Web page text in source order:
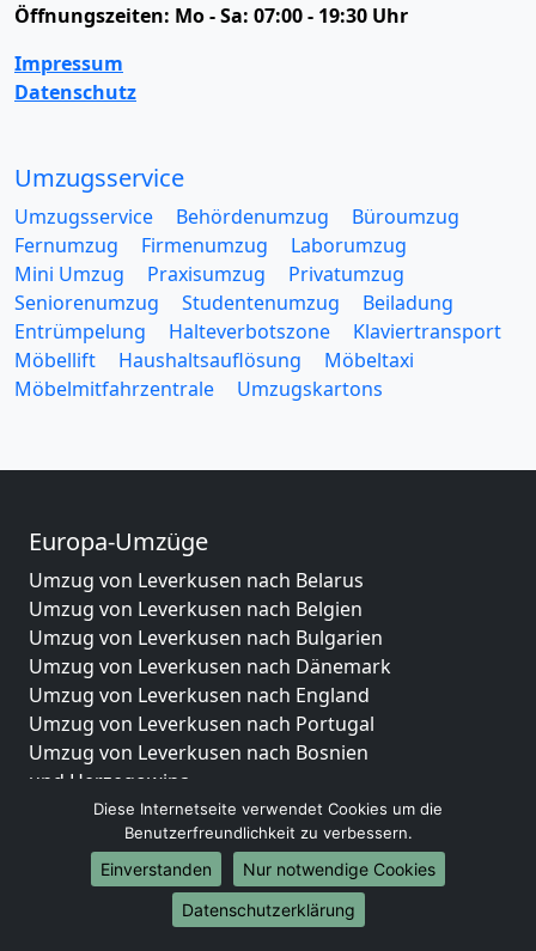
Öffnungszeiten: Mo - Sa: 07:00 - 19:30 Uhr
Impressum
Datenschutz
Umzugsservice
Umzugsservice Behördenumzug
Büroumzug
Fernumzug
Firmenumzug
Laborumzug
Mini Umzug
Praxisumzug
Privatumzug
Seniorenumzug
Studentenumzug
Beiladung
Entrümpelung
Halteverbotszone
Klaviertransport
Möbellift
Haushaltsauflösung
Möbeltaxi
Möbelmitfahrzentrale
Umzugskartons
Europa-Umzüge
Umzug von Leverkusen nach Belarus
Umzug von Leverkusen nach Belgien
Umzug von Leverkusen nach Bulgarien
Umzug von Leverkusen nach Dänemark
Umzug von Leverkusen nach England
Umzug von Leverkusen nach Portugal
Umzug von Leverkusen nach Bosnien
und Herzegowina
Umzug von Leverkusen nach Irland
Umzug von Leverkusen nach Lettland
Umzug von Leverkusen nach Zypern
Umzug von Leverkusen nach Kroatien
Umzug von Leverkusen nach Estland
Diese Internetseite verwendet Cookies um die
Benutzerfreundlichkeit zu verbessern.
Einverstanden
Nur notwendige Cookies
Datenschutzerklärung